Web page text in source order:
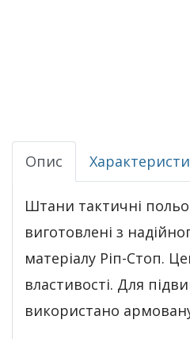
Опис
Штани тактичні
виготовлені з
матеріалу Ріп-Стоп.
властивості. Для
використано